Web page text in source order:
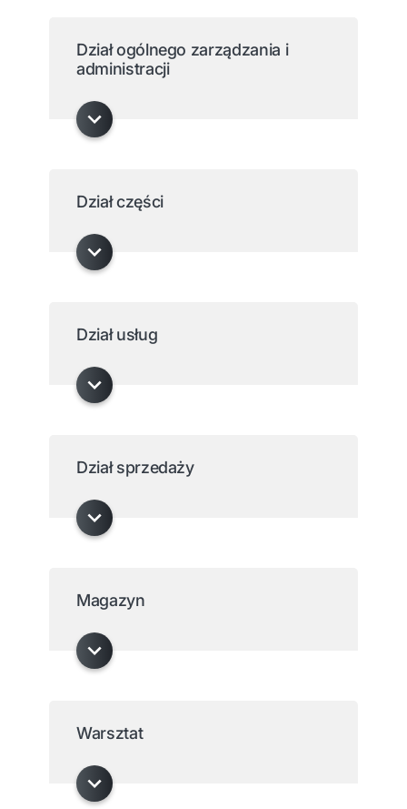
Dział ogólnego zarządzania i
administracji
Dział części
Dział usług
Dział sprzedaży
Magazyn
Warsztat